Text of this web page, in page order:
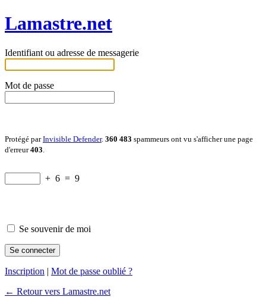
Lamastre.net
Identifiant ou adresse de messagerie
Mot de passe
Protégé parInvisible Defender. 360 483 spammeurs ont vu s'afficher une page
d'erreur403
+ 6 = 9
Se souvenir de moi
Inscription | Mot de passe oublié ?
← Retour vers Lamastre.net